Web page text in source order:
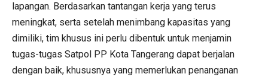
lapangan. Berdasarkan tantangan kerja yang terus
meningkat, serta setelah menimbang kapasitas yang
dimiliki, tim khusus ini perlu dibentuk untuk menjamin
tugas-tugas Satpol PP Kota Tangerang dapat berjalan
dengan baik, khususnya yang memerlukan penanganan